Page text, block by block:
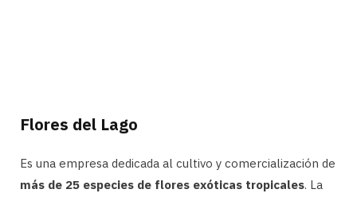
Flores del Lago
Es una empresa dedicada al cultivo y comercialización de
más de 25 especies de flores exóticas tropicales. La